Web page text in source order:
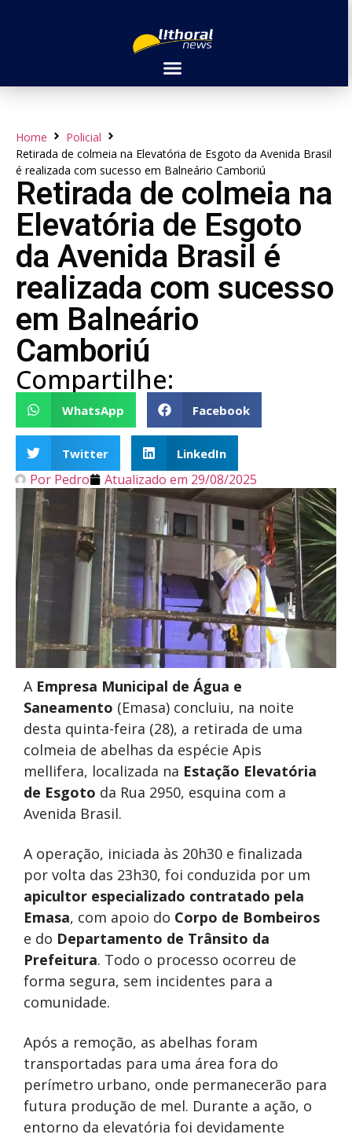
Home
Policial
Retirada de colmeia na Elevatória de Esgoto da Avenida Brasil
é realizada com sucesso em Balneário Camboriú
Retirada de colmeia na
Elevatória de Esgoto
da Avenida Brasil é
realizada com sucesso
em Balneário
Camboriú
Compartilhe:
WhatsApp Facebook
Twitter LinkedIn
Por Pedro Atualizado em 29/08/2025
A Empresa Municipal de Água e
Saneamento (Emasa) concluiu, na noite
desta quinta-feira (28), a retirada de uma
colmeia de abelhas da espécie Apis
mellifera, localizada na Estação Elevatória
de Esgoto da Rua 2950, esquina com a
Avenida Brasil.
A operação, iniciada às 20h30 e finalizada
por volta das 23h30, foi conduzida por um
apicultor especializado contratado pela
Emasa, com apoio do Corpo de Bombeiros
e do Departamento de Trânsito da
Prefeitura. Todo o processo ocorreu de
forma segura, sem incidentes para a
comunidade.
Após a remoção, as abelhas foram
transportadas para uma área fora do
perímetro urbano, onde permanecerão para
futura produção de mel. Durante a ação, o
entorno da elevatória foi devidamente